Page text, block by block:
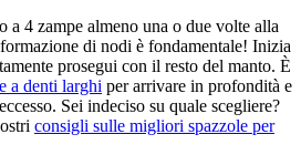
a 4 zampe almeno una o due volte alla
di nodi è fondamentale! Inizia
prosegui con il resto del manto. È
a denti larghi per arrivare in profondità e
Sei indeciso su quale scegliere?
consigli sulle migliori spazzole per